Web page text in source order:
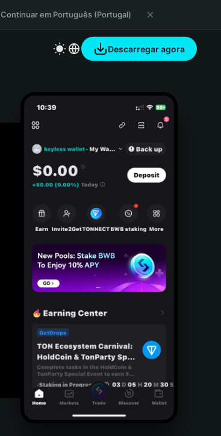
Continuar em Português (Portugal)
Descarregar agora